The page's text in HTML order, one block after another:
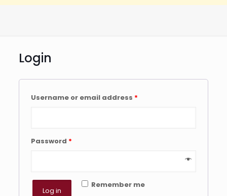
Login
Username or email address *
Password *
Remember me
Log in